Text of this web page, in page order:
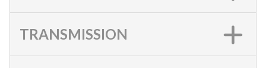
TRANSMISSION